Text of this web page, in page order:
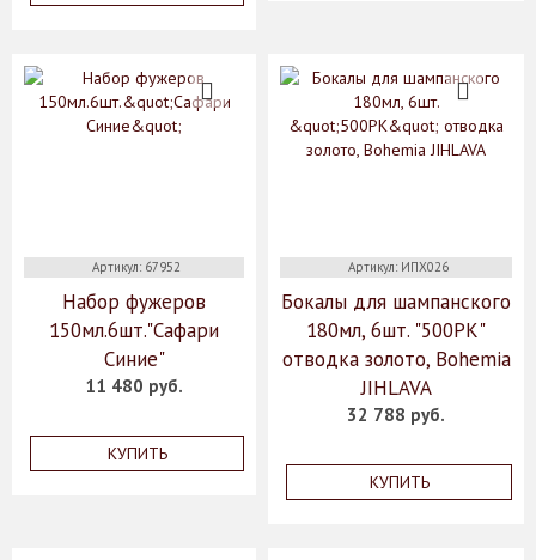
Артикул: 67952
Набор фужеров
150мл.6шт."Сафари
Синие"
11 480 руб.
КУПИТЬ
Артикул: ИПХ026
Бокалы для шампанского
180мл, 6шт. "500PK"
отводка золото, Bohemia
JIHLAVA
32 788 руб.
КУПИТЬ